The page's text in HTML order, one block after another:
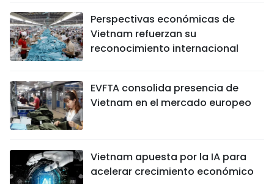
Perspectivas económicas de
Vietnam refuerzan su
reconocimiento internacional
EVFTA consolida presencia de
Vietnam en el mercado europeo
Vietnam apuesta por la IA para
acelerar crecimiento económico